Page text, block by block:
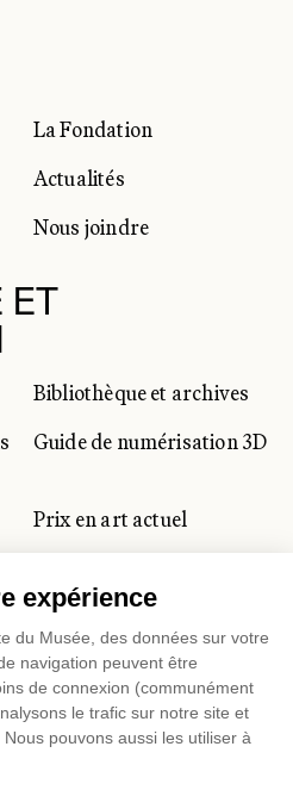
La Fondation
Actualités
Nous joindre
ET
Bibliothèque et archives
Guide de numérisation 3D
Prix en art actuel
Activités corporatives
SUR SUR
NOUS SUR